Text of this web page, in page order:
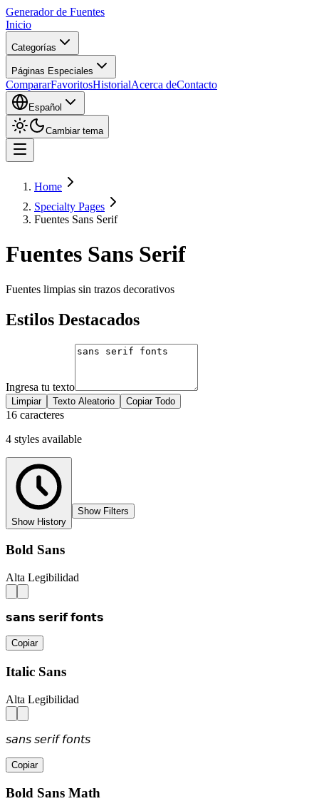
Generador de Fuentes
Inicio
Categorías
Páginas Especiales
CompararFavoritosHistorialAcerca deContacto
Español
Cambiar tema
Home
Specialty Pages
Fuentes Sans Serif
Fuentes Sans Serif
Fuentes limpias sin trazos decorativos
Estilos Destacados
Ingresa tu texto
Limpiar Texto Aleatorio Copiar Todo
16 caracteres
4 styles available
Show History
Show Filters
Bold Sans
Alta Legibilidad
𝘀𝗮𝗻𝘀 𝘀𝗲𝗿𝗶𝗳 𝗳𝗼𝗻𝘁𝘀
Copiar
Italic Sans
Alta Legibilidad
𝘴𝘢𝘯𝘴 𝘴𝘦𝘳𝘪𝘧 𝘧𝘰𝘯𝘵𝘴
Copiar
Bold Sans Math